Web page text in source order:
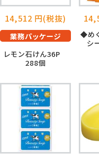
14,512 円(税抜)
業務パッケージ
レモン石けん36P
288個
◆め
シ